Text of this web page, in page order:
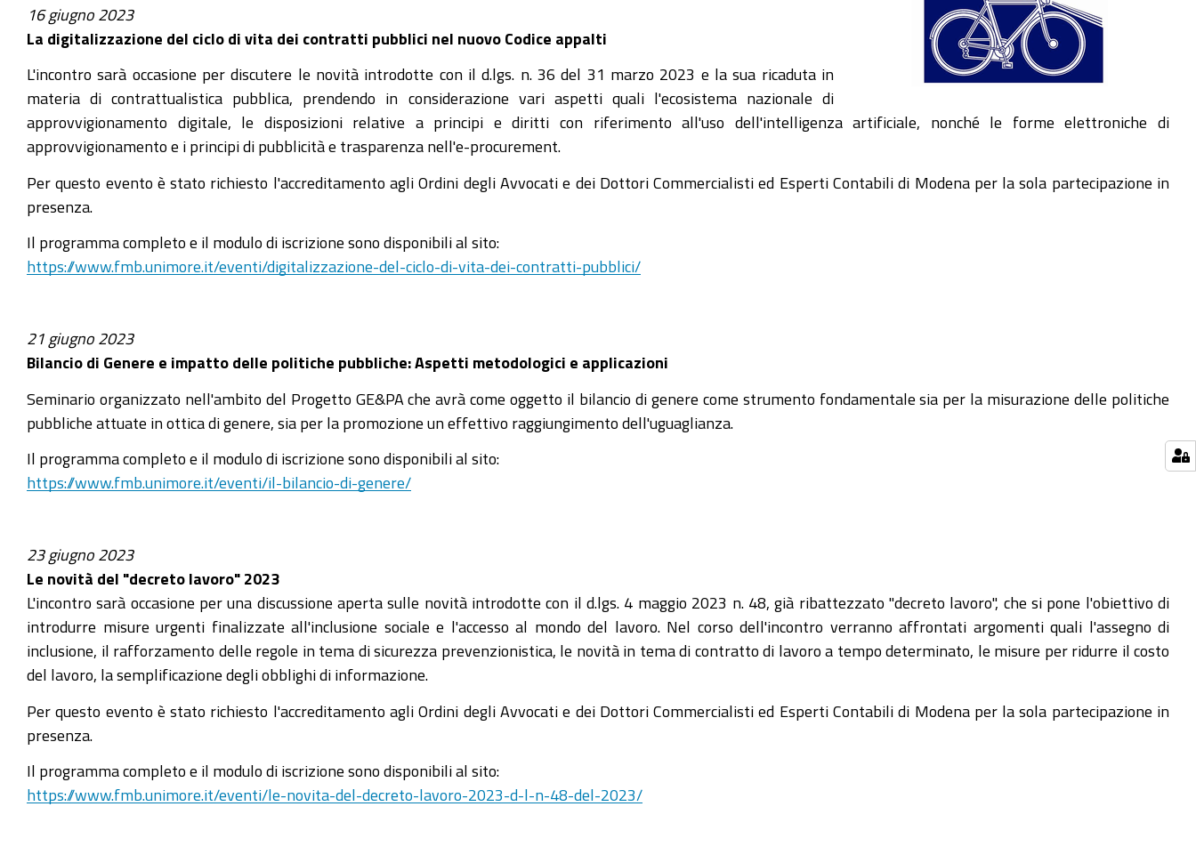
16 giugno 2023
La digitalizzazione del ciclo di vita dei contratti pubblici nel nuovo Codice appalti
L'incontro sarà occasione per discutere le novità introdotte con il d.lgs. n. 36 del 31 marzo 2023 e la sua ricaduta in
materia di contrattualistica pubblica, prendendo in considerazione vari aspetti quali l'ecosistema nazionale di
approvvigionamento digitale, le disposizioni relative a principi e diritti con riferimento all'uso dell'intelligenza artificiale, nonché le forme elettroniche di
approvvigionamento e i principi di pubblicità e trasparenza nell'e-procurement.
Per questo evento è stato richiesto l'accreditamento agli Ordini degli Avvocati e dei Dottori Commercialisti ed Esperti Contabili di Modena per la sola partecipazione in
presenza.
Il programma completo e il modulo di iscrizione sono disponibili al sito:
https://www.fmb.unimore.it/eventi/digitalizzazione-del-ciclo-di-vita-dei-contratti-pubblici/
21 giugno 2023
Bilancio di Genere e impatto delle politiche pubbliche: Aspetti metodologici e applicazioni
Seminario organizzato nell'ambito del Progetto GE&PA che avrà come oggetto il bilancio di genere come strumento fondamentale sia per la misurazione delle politiche
pubbliche attuate in ottica di genere, sia per la promozione un effettivo raggiungimento dell'uguaglianza.
Il programma completo e il modulo di iscrizione sono disponibili al sito:
https://www.fmb.unimore.it/eventi/il-bilancio-di-genere/
23 giugno 2023
Le novità del "decreto lavoro" 2023
L'incontro sarà occasione per una discussione aperta sulle novità introdotte con il d.lgs. 4 maggio 2023 n. 48, già ribattezzato "decreto lavoro", che si pone l'obiettivo di
introdurre misure urgenti finalizzate all'inclusione sociale e l'accesso al mondo del lavoro. Nel corso dell'incontro verranno affrontati argomenti quali l'assegno di
inclusione, il rafforzamento delle regole in tema di sicurezza prevenzionistica, le novità in tema di contratto di lavoro a tempo determinato, le misure per ridurre il costo
del lavoro, la semplificazione degli obblighi di informazione.
Per questo evento è stato richiesto l'accreditamento agli Ordini degli Avvocati e dei Dottori Commercialisti ed Esperti Contabili di Modena per la sola partecipazione in
presenza.
Il programma completo e il modulo di iscrizione sono disponibili al sito:
https://www.fmb.unimore.it/eventi/le-novita-del-decreto-lavoro-2023-d-l-n-48-del-2023/